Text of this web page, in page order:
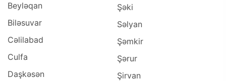
Beyləqan
Biləsuvar
Cəlilabad
Culfa
Daşkəsən
Şəki
Səlyan
Şəmkir
Şərur
Şirvan